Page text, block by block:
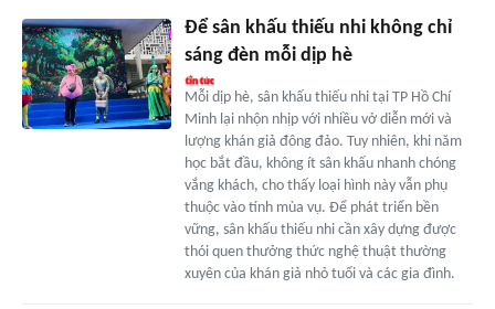
Để sân khấu thiếu nhi không chỉ
sáng đèn mỗi dịp hè
Mỗi dịp hè, sân khấu thiếu nhi tại TP Hồ Chí
Minh lại nhộn nhịp với nhiều vở diễn mới và
lượng khán giả đông đảo. Tuy nhiên, khi năm
học bắt đầu, không ít sân khấu nhanh chóng
vắng khách, cho thấy loại hình này vẫn phụ
thuộc vào tính mùa vụ. Để phát triển bền
vững, sân khấu thiếu nhi cần xây dựng được
thói quen thưởng thức nghệ thuật thường
xuyên của khán giả nhỏ tuổi và các gia đình.